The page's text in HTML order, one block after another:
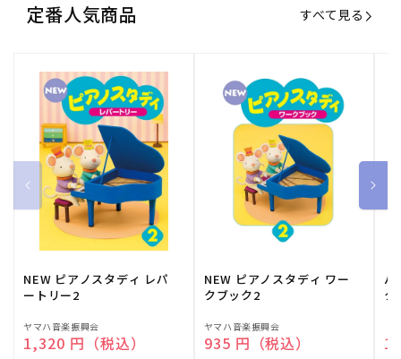
定番人気商品 すべて見る
NEW ピアノスタディ レパ
ートリー2
販
売
ヤマハ音楽振興会
通常価格
1,320 円（税込）
NEW ピアノスタディ ワー
クブック2
販
売
ヤマハ音楽振興会
通常価格
935 円（税込）
バ
ク
売